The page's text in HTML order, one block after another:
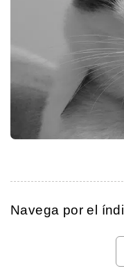
Navega por el